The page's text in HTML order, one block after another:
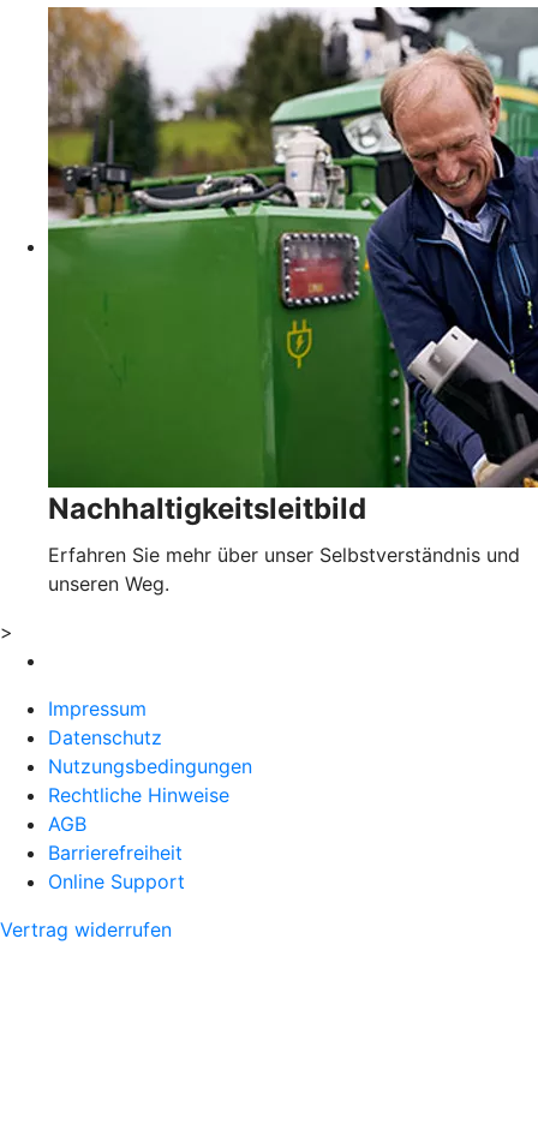
Nachhaltigkeitsleitbild
Erfahren Sie mehr über unser Selbstverständnis und
unseren Weg.
>
Impressum
Datenschutz
Nutzungsbedingungen
Rechtliche Hinweise
AGB
Barrierefreiheit
Online Support
Vertrag widerrufen